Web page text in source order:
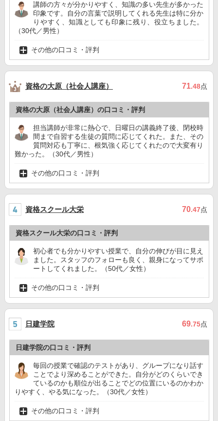
講師の方々が分かりやすく、知識の多い先生が多かった
印象です。自分の言葉で説明してくれる先生は特に分か
りやすく、知識としても印象に残り、役立ちました。
（30代／男性）
その他の口コミ・評判
資格の大原（社会人講座） 71.48点
資格の大原（社会人講座）の口コミ・評判
担当講師が非常に熱心で、日曜日の講義終了後、閉校時
間まで自習する生徒の質問に応じてくれた。また、その
質問対応も丁寧に、根気強く応じてくれたので大変有り
難かった。（30代／男性）
その他の口コミ・評判
資格スクール大栄 70.47点
資格スクール大栄の口コミ・評判
初心者でも分かりやすい授業で、自分の伸びが目に見え
ました。スタッフのフォローも良く、親身になってサポ
ートしてくれました。（50代／女性）
その他の口コミ・評判
日建学院 69.75点
日建学院の口コミ・評判
毎回の授業で確認のテストがあり、グループになり話す
ことでより深めることができた。自分がどのくらいでき
ているのかも順位が出ることでどの位置にいるのかわか
りやすく、やる気になった。（30代／女性）
その他の口コミ・評判